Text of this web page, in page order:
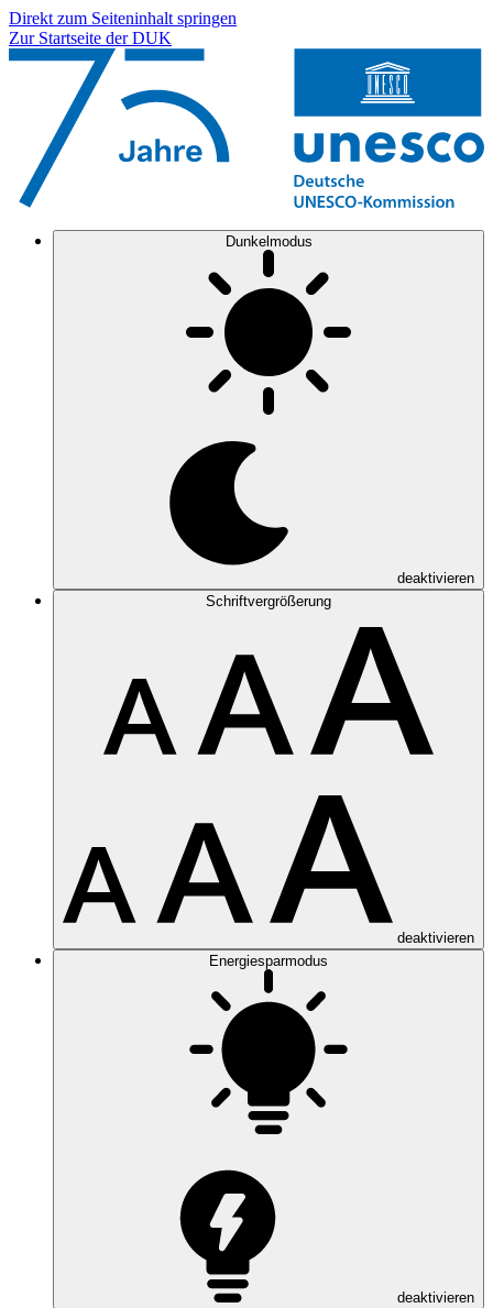
Direkt zum Seiteninhalt springen
Zur Startseite der DUK
Dunkelmodus
deaktivieren
Schriftvergrößerung
deaktivieren
Energiesparmodus
deaktivieren